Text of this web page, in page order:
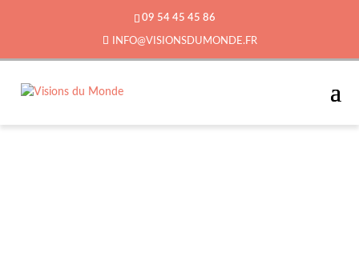
09 54 45 45 86
INFO@VISIONSDUMONDE.FR